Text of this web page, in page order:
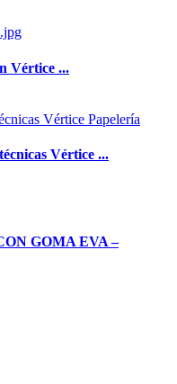
Vértice ...
Vértice ...
GOMA EVA –